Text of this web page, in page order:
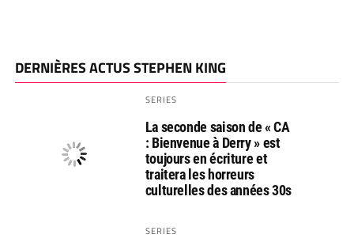
DERNIÈRES ACTUS STEPHEN KING
SERIES
La seconde saison de « CA
: Bienvenue à Derry » est
toujours en écriture et
traitera les horreurs
culturelles des années 30s
SERIES